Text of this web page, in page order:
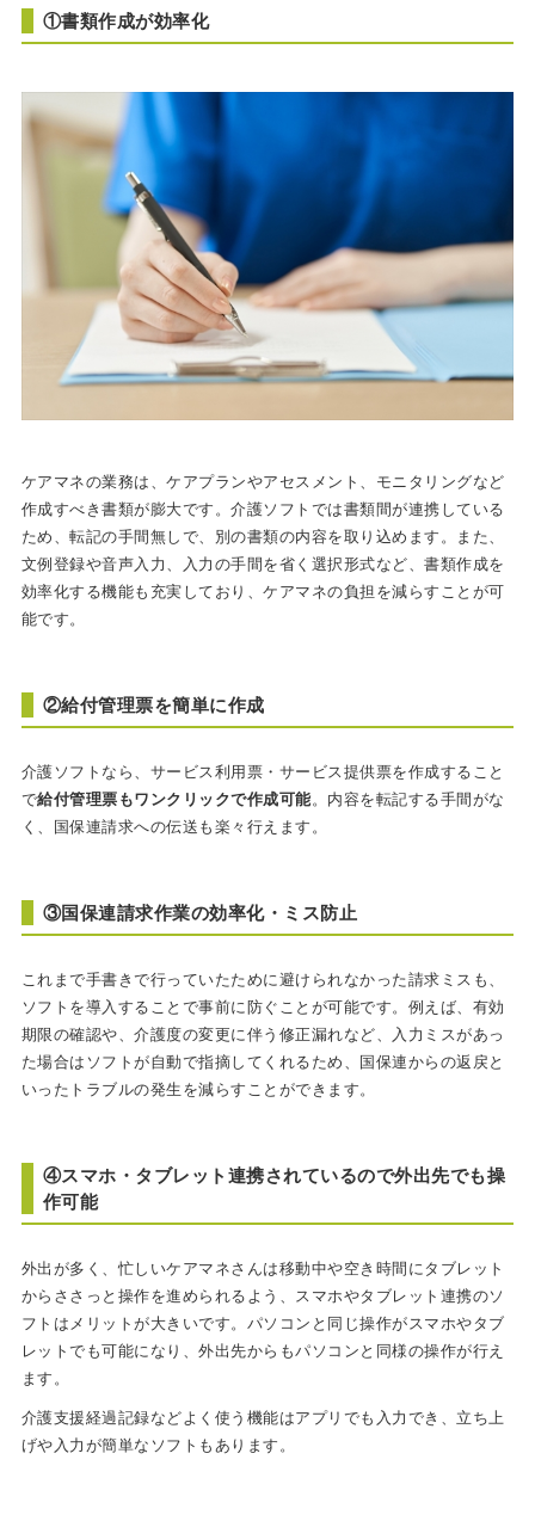
①書類作成が効率化
ケアマネの業務は、ケアプランやアセスメント、モニタリングなど
作成すべき書類が膨大です。介護ソフトでは書類間が連携している
ため、転記の手間無しで、別の書類の内容を取り込めます。また、
文例登録や音声入力、入力の手間を省く選択形式など、書類作成を
効率化する機能も充実しており、ケアマネの負担を減らすことが可
能です。
②給付管理票を簡単に作成
介護ソフトなら、サービス利用票・サービス提供票を作成すること
で給付管理票もワンクリックで作成可能 。内容を転記する手間がな
く、国保連請求への伝送も楽々行えます。
③国保連請求作業の効率化・ミス防止
これまで手書きで行っていたために避けられなかった請求ミスも、
ソフトを導入することで事前に防ぐことが可能です。例えば、有効
期限の確認や、介護度の変更に伴う修正漏れなど、入力ミスがあっ
た場合はソフトが自動で指摘してくれるため、国保連からの返戻と
いったトラブルの発生を減らすことができます。
④スマホ・タブレット連携されているので外出先でも操
作可能
外出が多く、忙しいケアマネさんは移動中や空き時間にタブレット
からささっと操作を進められるよう、スマホやタブレット連携のソ
フトはメリットが大きいです。パソコンと同じ操作がスマホやタブ
レットでも可能になり、外出先からもパソコンと同様の操作が行え
ます。
介護支援経過記録などよく使う機能はアプリでも入力でき、立ち上
げや入力が簡単なソフトもあります。